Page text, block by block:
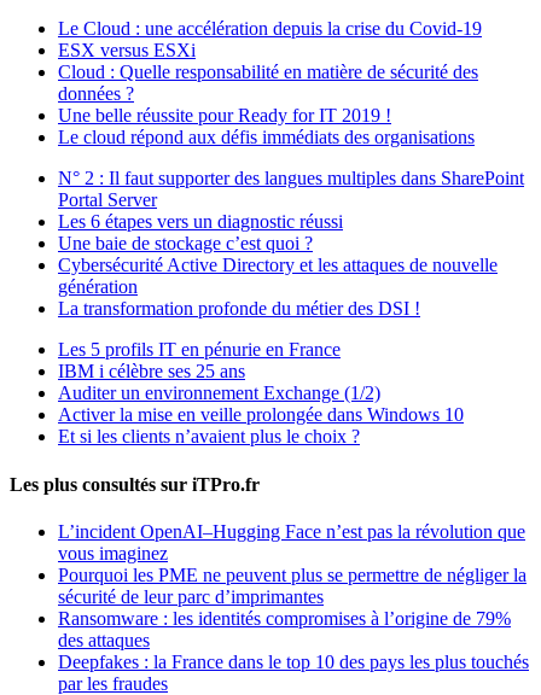
Le Cloud : une accélération depuis la crise du Covid-19
ESX versus ESXi
Cloud : Quelle responsabilité en matière de sécurité des
données ?
Une belle réussite pour Ready for IT 2019 !
Le cloud répond aux défis immédiats des organisations
N° 2 : Il faut supporter des langues multiples dans SharePoint
Portal Server
Les 6 étapes vers un diagnostic réussi
Une baie de stockage c’est quoi ?
Cybersécurité Active Directory et les attaques de nouvelle
génération
La transformation profonde du métier des DSI !
Les 5 profils IT en pénurie en France
IBM i célèbre ses 25 ans
Auditer un environnement Exchange (1/2)
Activer la mise en veille prolongée dans Windows 10
Et si les clients n’avaient plus le choix ?
Les plus consultés sur iTPro.fr
L’incident OpenAI–Hugging Face n’est pas la révolution que
vous imaginez
Pourquoi les PME ne peuvent plus se permettre de négliger la
sécurité de leur parc d’imprimantes
Ransomware : les identités compromises à l’origine de 79%
des attaques
Deepfakes : la France dans le top 10 des pays les plus touchés
par les fraudes